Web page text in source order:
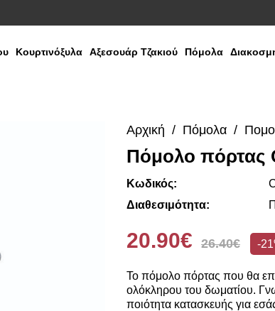
Κουρτινόξυλα Αξεσουάρ Τζακιού Πόμολα
Αρχική Πόμολα
Πόμολο πόρτας
Κωδικός:
Διαθεσιμότητα:
20.90€ 26.40€ -
Το πόμολο πόρτας που θα
ολόκληρου του δωματίου.
ποιότητα κατασκευής για